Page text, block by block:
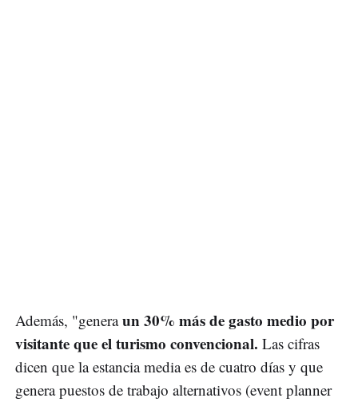
Además, "generaun 30% más de gasto medio por
visitante que el turismo convencional. Las cifras
dicen que la estancia media es de cuatro días y que
genera puestos de trabajo alternativos (event planner